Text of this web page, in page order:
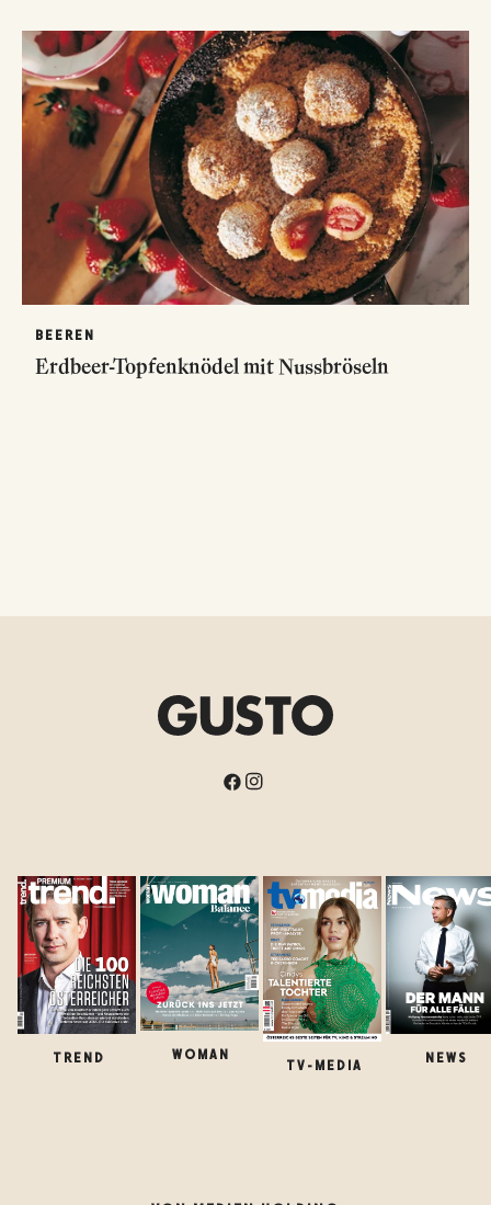
BEEREN
Erdbeer-Topfenknödel mit Nussbröseln
TREND WOMAN
TV-MEDIA
NEWS